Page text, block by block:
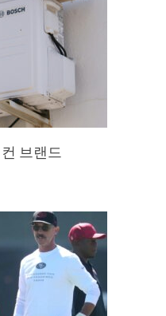
브랜드